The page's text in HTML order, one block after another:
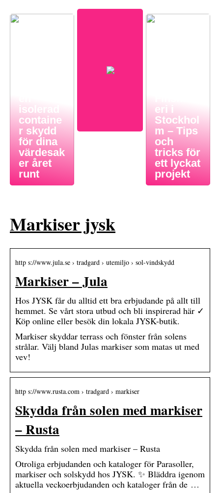
isolerad
containe
r skydd
för dina
värdesak
er året
runt
eri i
Stockhol
m – Tips
och
tricks för
ett lyckat
projekt
Markiser jysk
http s://www.jula.se › tradgard › utemiljo › sol-vindskydd
Markiser – Jula
Hos JYSK får du alltid ett bra erbjudande på allt till
hemmet. Se vårt stora utbud och bli inspirerad här ✓
Köp online eller besök din lokala JYSK-butik.
Markiser skyddar terrass och fönster från solens
strålar. Välj bland Julas markiser som matas ut med
vev!
http s://www.rusta.com › tradgard › markiser
Skydda från solen med markiser
– Rusta
Skydda från solen med markiser – Rusta
Otroliga erbjudanden och kataloger för Parasoller,
markiser och solskydd hos JYSK. ✨ Bläddra igenom
aktuella veckoerbjudanden och kataloger från de …